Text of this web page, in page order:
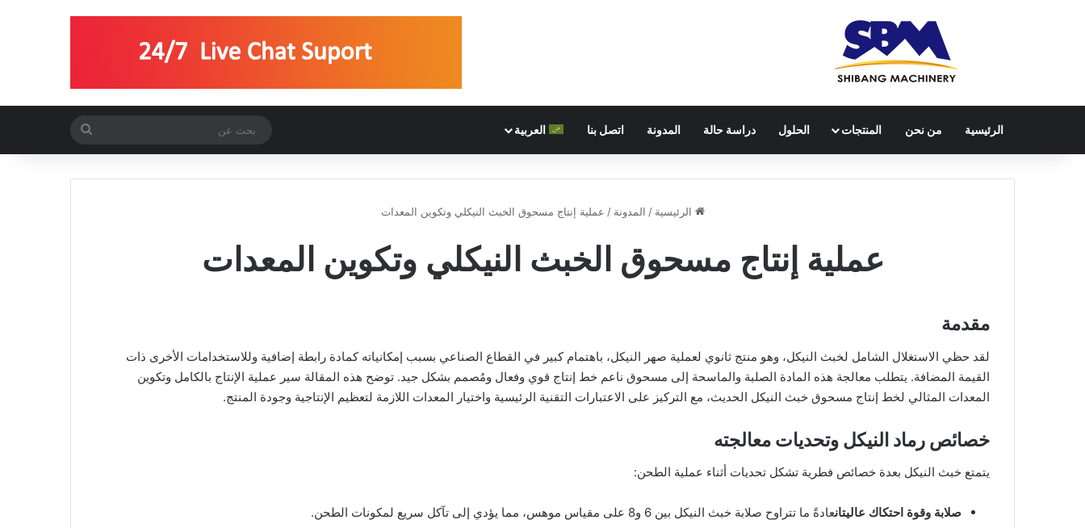
الرئيسية من نحن المنتجات الحلول دراسة حالة المدونة اتصل بنا العربية
عن
الرئيسية / المدونة / عملية إنتاج مسحوق الخبث النيكلي وتكوين المعدات
عملية إنتاج مسحوق الخبث النيكلي وتكوين المعدات
مقدمة
لقد حظي الاستغلال الشامل لخبث النيكل، وهو منتج ثانوي لعملية صهر النيكل، باهتمام كبير في القطاع الصناعي بسبب إمكانياته كمادة رابطة إضافية وللاستخدامات الأخرى ذات
القيمة المضافة. يتطلب معالجة هذه المادة الصلبة والماسحة إلى مسحوق ناعم خط إنتاج قوي وفعال ومُصمم بشكل جيد. توضح هذه المقالة سير عملية الإنتاج بالكامل وتكوين
المعدات المثالي لخط إنتاج مسحوق خبث النيكل الحديث، مع التركيز على الاعتبارات التقنية الرئيسية واختيار المعدات اللازمة لتعظيم الإنتاجية وجودة المنتج.
خصائص رماد النيكل وتحديات معالجته
يتمتع خبث النيكل بعدة خصائص فطرية تشكل تحديات أثناء عملية الطحن:
صلابة وقوة احتكاك عاليتانعادةً ما تتراوح صلابة خبث النيكل بين 6 و8 على مقياس موهس، مما يؤدي إلى تآكل سريع لمكونات الطحن.